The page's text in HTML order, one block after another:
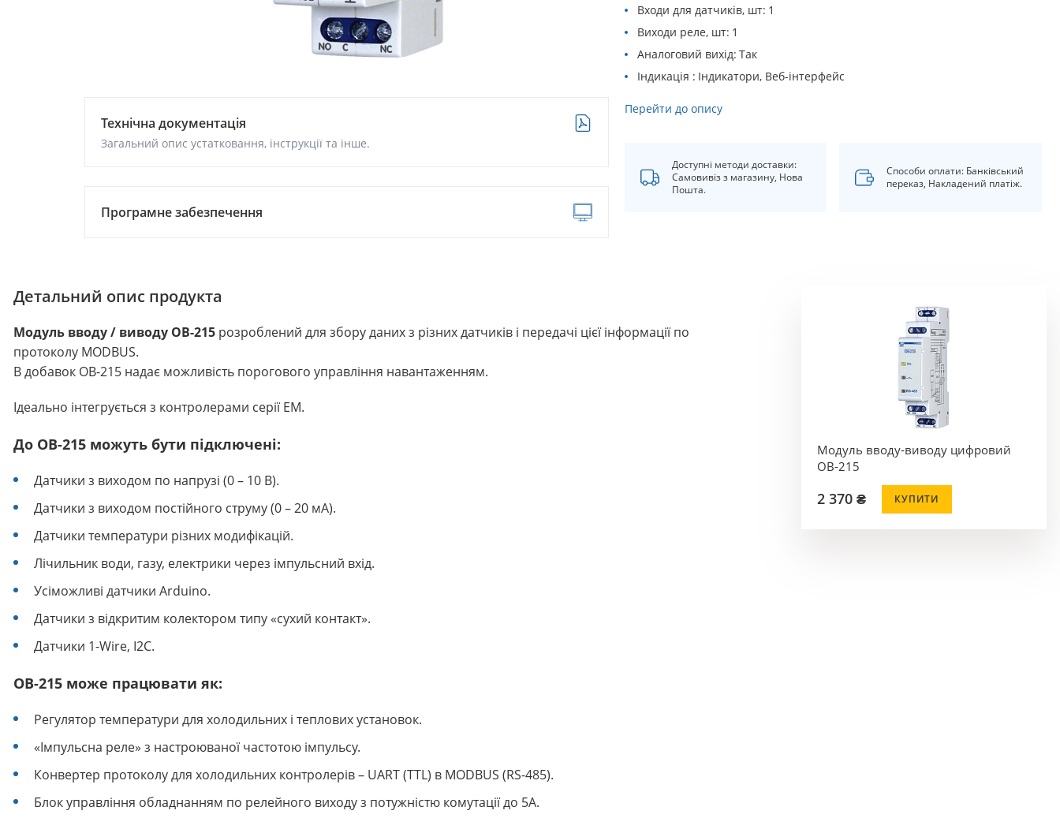
Технічна документація
Загальний опис устатковання, інструкції та інше.
Програмне забезпечення
Входи для датчиків, шт 1
Виходи реле, шт 1
Аналоговий вихід Так
Індикація
Індикатори, Веб-інтерфейс
Перейти до опису
Доступні методи доставки:
Самовивіз з магазину, Нова
Пошта.
Способи оплати: Банківський
переказ, Накладений платіж.
Детальний опис продукта
Модуль вводу / виводу ОВ-215 розроблений для збору даних з різних датчиків і передачі цієї інформації по
протоколу MODBUS.
В добавок ОВ-215 надає можливість порогового управління навантаженням.
Ідеально інтегрується з контролерами серії ЕМ.
До OB-215 можуть бути підключені:
Датчики з виходом по напрузі (0 – 10 В).
Датчики з виходом постійного струму (0 – 20 мА).
Датчики температури різних модифікацій.
Лічильник води, газу, електрики через імпульсний вхід.
Усіможливі датчики Arduino.
Датчики з відкритим колектором типу «сухий контакт».
Датчики 1-Wire, I2C.
ОВ-215 може працювати як:
Регулятор температури для холодильних і теплових установок.
«Імпульсна реле» з настроюваної частотою імпульсу.
Конвертер протоколу для холодильних контролерів – UART (TTL) в MODBUS (RS-485).
Блок управління обладнанням по релейного виходу з потужністю комутації до 5А.
Модуль вводу-виводу цифровий
OB-215
2 370 ₴ КУПИТИ